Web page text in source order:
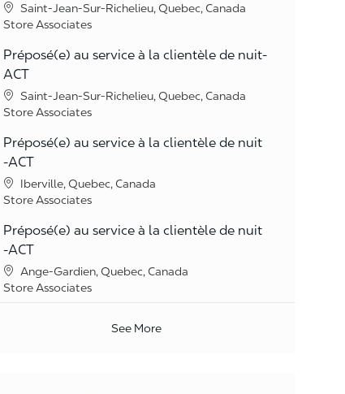
Location
Saint-Jean-Sur-Richelieu, Quebec, Canada
Category
Store Associates
Préposé(e) au service à la clientèle de nuit-
ACT
Location
Saint-Jean-Sur-Richelieu, Quebec, Canada
Category
Store Associates
Préposé(e) au service à la clientèle de nuit
-ACT
Location
Iberville, Quebec, Canada
Category
Store Associates
Préposé(e) au service à la clientèle de nuit
-ACT
Location
Ange-Gardien, Quebec, Canada
Category
Store Associates
See More